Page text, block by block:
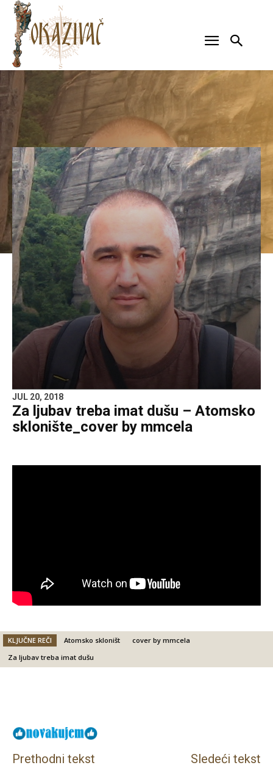
JUL 20, 2018
Za ljubav treba imat dušu – Atomsko
sklonište_cover by mmcela
KLJUČNE REČI Atomsko skloništ
cover by mmcela
Za ljubav treba imat dušu
Prethodni tekst Sledeći tekst